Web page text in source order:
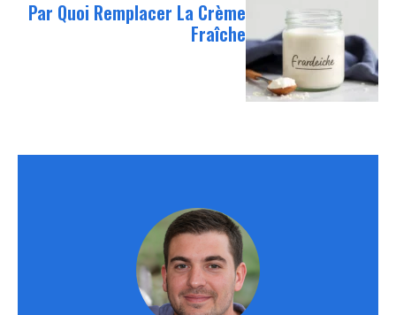
Par Quoi Remplacer La Crème
Fraîche